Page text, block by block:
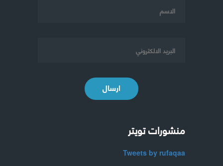
ارسال
منشورات تويتر
Tweets by rufaqaa